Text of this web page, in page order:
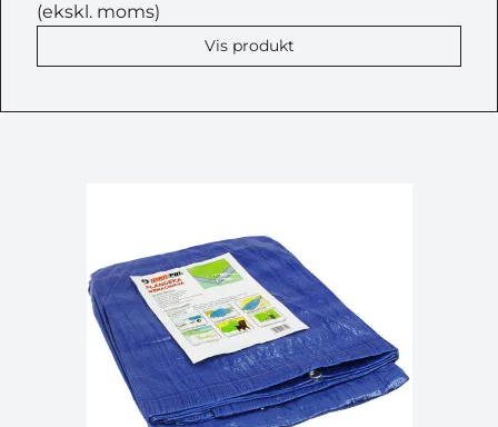
(ekskl. moms)
Vis produkt